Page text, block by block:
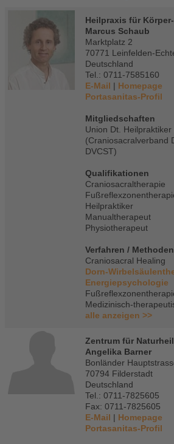
Heilpraxis für
Marcus Schaub
Marktplatz 2
70771 Leinfelden-
Deutschland
Tel.: 0711-7585160
E-Mail | Homepage
Portasanitas-Profil
Mitgliedschaften
Union Dt. Heilpraktiker
(Craniosacralverband
DVCST)
Qualifikationen
Craniosacraltherapie
Heilpraktiker
Manualtherapeut
Physiotherapeut
Verfahren / Methoden
Craniosacral Healing
Dorn-
Energiepsychologie
Medizinisch-
alle anzeigen >>
Zentrum für
Angelika Barner
Bonländer
70794 Filderstadt
Deutschland
Tel.: 0711-7825605
Fax: 0711-7825605
E-Mail | Homepage
Portasanitas-Profil